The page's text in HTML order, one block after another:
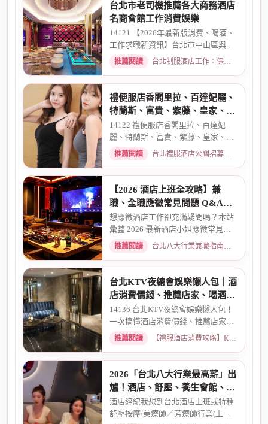
台北市老司機推薦各大商務酒店
名商會館工作消費娛樂
14121 【2026年最新版消費、喝酒、
工作求職新資訊】台北市中山區與東
區酒店老司機推薦舒壓會館、...
推薦閱讀 台北制服酒店工作：保障現領薪資與職缺總覽 · 2026-04-01
禮便服店香閣里拉、百達妃麗、
特蘭斯、富貴、紫藤、皇家、金
典酒店消費
14122 禮便服店香閣里拉、百達妃
麗、特蘭斯、富貴、紫藤、皇家、金
典、消費喝酒 、金拿督、101會...
推薦閱讀 台北禮服酒店公關招募：兼職工作內容與薪資規範 · 2026-06-04
【2026 酒店上班全攻略】兼
職、全職應徵常見問題 Q&A：
薪資、安全、環境全解析
想應徵酒店工作卻充滿疑問嗎？本站
彙整 2026 最新酒店小姐應徵常見問
題 Q&A。深入解析全職與兼職...
推薦閱讀 台北八大行業兼職指南：熱門職缺與求職須知 · 2026-03-09
台北KTV夜總會娛樂懶人包｜酒
店消費價錢、推薦店家、喝酒介
紹一次看懂
14136 台北KTV夜總會娛樂懶人包！
一次搞懂酒店消費價錢、推薦店家、
喝酒介紹。從基本消費、包廂...
推薦閱讀 【禮服酒店消費攻略】KTV喝酒娛樂、價格試算 · 2026-03-16
2026「台北八大行業最高薪」出
爐！酒店、舒壓、養生會館、經
紀人推薦
酒店經紀我想到台北酒店上班或特種
舒壓按摩/美療師／芳療師行業(上班